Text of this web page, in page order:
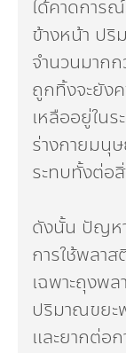
ได้คาดการ
ข้างหน้า ปริ
จำนวนมาก
ถูกทิ้งจะยัง
เหลืออยู่ใน
ร่างกายมนุ
ระทบทั้งต่อ
ดังนั้น ปัญห
การใช้พลาส
เฉพาะถุงพ
ปริมาณขยะ
และยากต่อ